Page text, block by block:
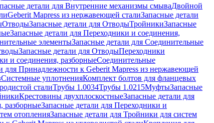
детали для Внутренние механизмы смываДвойной
Geberit Mapress из нержавеющей сталиЗапасные детали
ОтводыЗапасные детали для ОтводыТройникиЗапасные
Запасные детали для Переходники и соединения,
элементыЗапасные детали для Соединительные
Запасные детали для ОтводыПереходники
и соединения, разборныеСоединительные
для Принадлежности к Geberit Mapress из нержавеющей
Системные уплотненияКомплект болтов для фланцевых
сталиТрубы 1.0034Трубы 1.0215МуфтыЗапасные
Крестовины двухплоскостныеЗапасные детали для
разборныеЗапасные детали для Переходники и
отопленияЗапасные детали для Тройники для систем